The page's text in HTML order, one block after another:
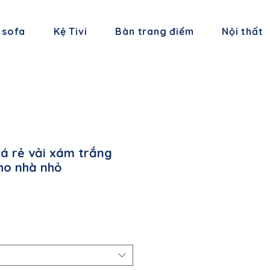
sofa Kệ Tivi Bàn trang điểm Nội thất
rẻ vải xám trắng
nhà nhỏ